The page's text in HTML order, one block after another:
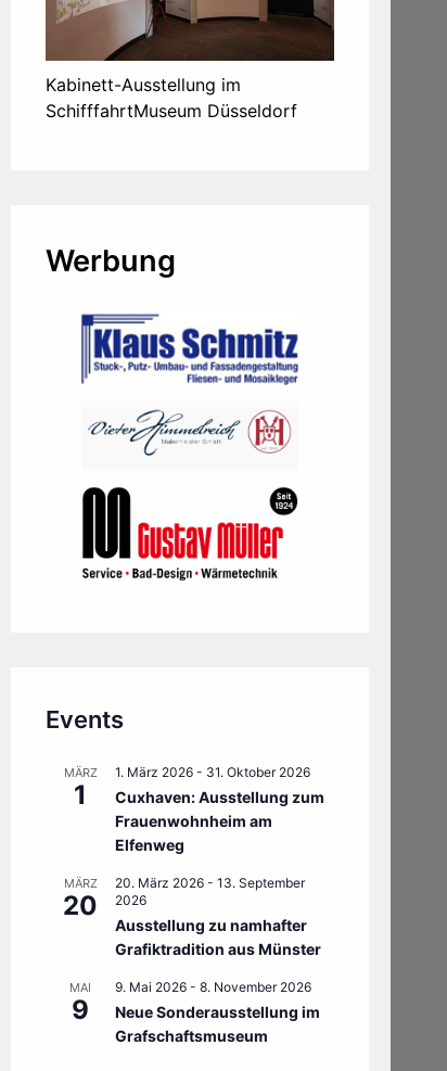
Kabinett-Ausstellung im
SchifffahrtMuseum Düsseldorf
Werbung
Events
MÄRZ
1
1. März 2026 - 31. Oktober 2026
Cuxhaven: Ausstellung zum
Frauenwohnheim am
Elfenweg
MÄRZ
20
20. März 2026 - 13. September
2026
Ausstellung zu namhafter
Grafiktradition aus Münster
MAI
9
9. Mai 2026 - 8. November 2026
Neue Sonderausstellung im
Grafschaftsmuseum